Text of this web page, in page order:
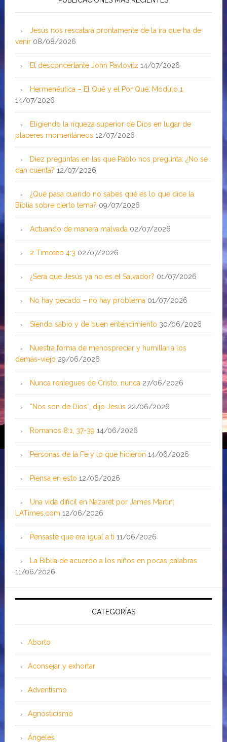
Jesús nos rescatará prontamente de la ira que ha de
venir 08/08/2026
El desconcertante John Pavlovitz 14/07/2026
Hermenéutica – El Qué y el Por Qué: Módulo 1
14/07/2026
Eligiendo la riqueza superior de Dios en lugar de
placeres momentáneos 12/07/2026
Diez preguntas en las que Pablo nos pregunta: ¿No se
dan cuenta? 12/07/2026
¿Qué pasa cuando no sabes qué es lo que dice la
Biblia sobre cierto tema? 09/07/2026
Actuando de manera malvada 02/07/2026
2 Timoteo 4:3 02/07/2026
¿Será que Jesús ya no es el Salvador? 01/07/2026
No hay pecado – no hay problema 01/07/2026
Siendo sabio y de buen entendimiento 30/06/2026
Nuestra forma de menospreciar y humillar a los
demás-viejo 29/06/2026
Nunca reniegues de Cristo, nunca 27/06/2026
“Nos son de Dios”, dijo Jesús 22/06/2026
Romanos 8:1, 37-39 14/06/2026
Personas de la Fe y lo que hicieron 14/06/2026
Piensa en esto 12/06/2026
Una vida difícil en Nazaret por James Martin;
LATimes.com 12/06/2026
Pensaste que era igual a ti 11/06/2026
La Biblia de acuerdo a los niños en pocas palabras
11/06/2026
CATEGORÍAS
Aborto
Aconsejar y exhortar
Adventismo
Agnosticismo
Ángeles